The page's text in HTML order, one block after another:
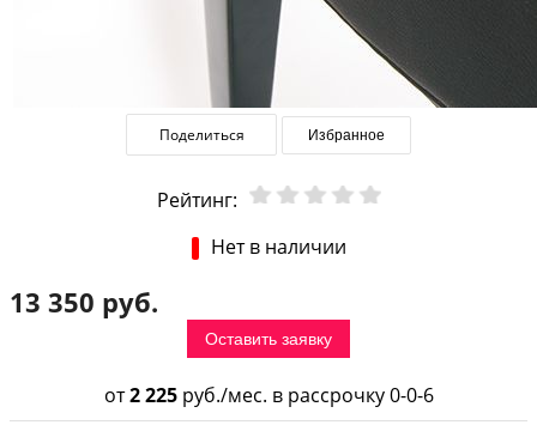
Поделиться Избранное
Рейтинг:
Нет в наличии
13 350 руб.
Оставить заявку
от2 225руб./мес. в рассрочку 0-0-6